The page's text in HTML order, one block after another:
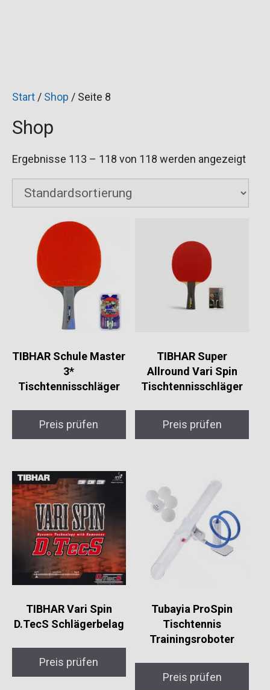
Start / Shop / Seite 8
Shop
Ergebnisse 113 – 118 von 118 werden angezeigt
TIBHAR Schule Master
3*
Tischtennisschläger
Preis prüfen
TIBHAR Super
Allround Vari Spin
Tischtennisschläger
Preis prüfen
TIBHAR Vari Spin
D.TecS Schlägerbelag
Preis prüfen
Tubayia ProSpin
Tischtennis
Trainingsroboter
Preis prüfen